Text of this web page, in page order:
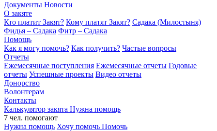
Документы Новости
О закяте
Кто платит Закят? Кому платят Закят? Садака (Милостыня)
Фидья – Садака Фитр – Садака
Помощь
Как я могу помочь? Как получить? Частые вопросы
Отчеты
Ежемесячные поступления Ежемесячные отчеты Годовые
отчеты Успешные проекты Видео отчеты
Донорство
Волонтерам
Контакты
Калькулятор закята Нужна помощь
7 чел. помогают
Нужна помощь Хочу помочь Помочь